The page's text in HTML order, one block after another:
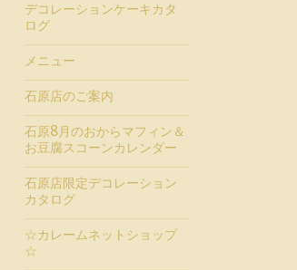
デコレーションケーキカタ
ログ
メニュー
石原店のご案内
石原8月のおからマフィン＆
お豆腐スコーンカレンダー
石原店限定デコレーション
カタログ
☆カレームネットショップ
☆